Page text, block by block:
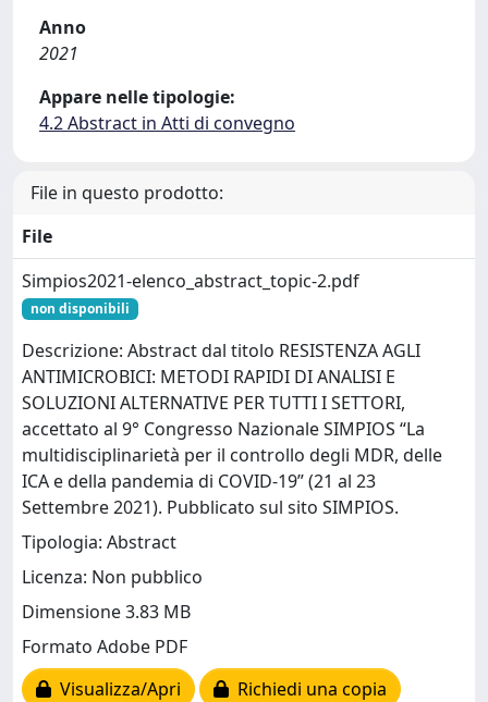
Anno
2021
Appare nelle tipologie:
4.2 Abstract in Atti di convegno
File in questo prodotto:
File
Simpios2021-elenco_abstract_topic-2.pdf
non disponibili
Descrizione: Abstract dal titolo RESISTENZA AGLI
ANTIMICROBICI: METODI RAPIDI DI ANALISI E
SOLUZIONI ALTERNATIVE PER TUTTI I SETTORI,
accettato al 9° Congresso Nazionale SIMPIOS “La
multidisciplinarietà per il controllo degli MDR, delle
ICA e della pandemia di COVID-19” (21 al 23
Settembre 2021). Pubblicato sul sito SIMPIOS.
Tipologia: Abstract
Licenza: Non pubblico
Dimensione 3.83 MB
Formato Adobe PDF
Visualizza/Apri
Richiedi una copia